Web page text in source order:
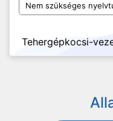
Nem szükséges
Tehergépkocsi-